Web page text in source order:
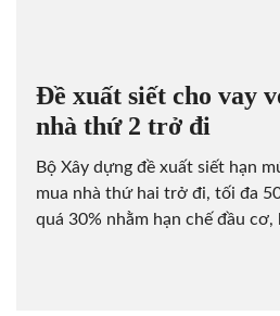
Đề xuất siết cho vay
nhà thứ 2 trở đi
Bộ Xây dựng đề xuất siết hạn
mua nhà thứ hai trở đi, tối đa
quá 30% nhằm hạn chế đầu cơ,